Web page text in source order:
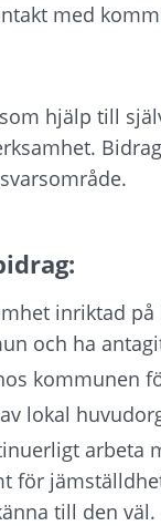
med
hjälp till
inriktad
och ha
kommunen
lokal
arbeta
för
till den väl.